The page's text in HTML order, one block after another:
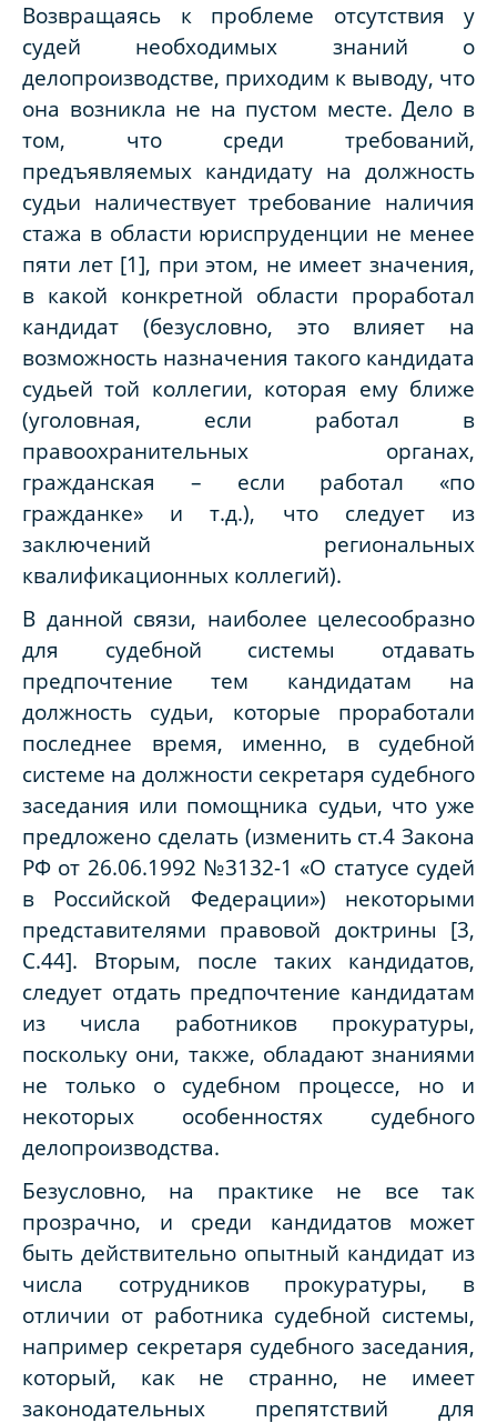
Возвращаясь к проблеме отсутствия у
судей необходимых знаний о
делопроизводстве, приходим к выводу, что
она возникла не на пустом месте. Дело в
том, что среди требований,
предъявляемых кандидату на должность
судьи наличествует требование наличия
стажа в области юриспруденции не менее
пяти лет [1], при этом, не имеет значения,
в какой конкретной области проработал
кандидат (безусловно, это влияет на
возможность назначения такого кандидата
судьей той коллегии, которая ему ближе
(уголовная, если работал в
правоохранительных органах,
гражданская – если работал «по
гражданке» и т.д.), что следует из
заключений региональных
квалификационных коллегий).
В данной связи, наиболее целесообразно
для судебной системы отдавать
предпочтение тем кандидатам на
должность судьи, которые проработали
последнее время, именно, в судебной
системе на должности секретаря судебного
заседания или помощника судьи, что уже
предложено сделать (изменить ст.4 Закона
РФ от 26.06.1992 №3132-1 «О статусе судей
в Российской Федерации») некоторыми
представителями правовой доктрины [3,
С.44]. Вторым, после таких кандидатов,
следует отдать предпочтение кандидатам
из числа работников прокуратуры,
поскольку они, также, обладают знаниями
не только о судебном процессе, но и
некоторых особенностях судебного
делопроизводства.
Безусловно, на практике не все так
прозрачно, и среди кандидатов может
быть действительно опытный кандидат из
числа сотрудников прокуратуры, в
отличии от работника судебной системы,
например секретаря судебного заседания,
который, как не странно, не имеет
законодательных препятствий для